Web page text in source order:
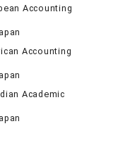
Accounting
Accounting
Academic